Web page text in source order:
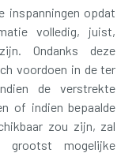
inspanningen opdat
volledig, juist,
Ondanks deze
voordoen in de ter
de verstrekte
of indien bepaalde
zou zijn, zal
grootst mogelijke